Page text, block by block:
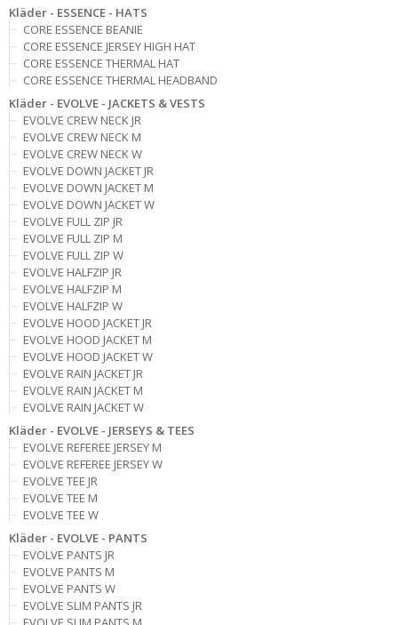
Kläder - ESSENCE - HATS
CORE ESSENCE BEANIE
CORE ESSENCE JERSEY HIGH HAT
CORE ESSENCE THERMAL HAT
CORE ESSENCE THERMAL HEADBAND
Kläder - EVOLVE - JACKETS & VESTS
EVOLVE CREW NECK JR
EVOLVE CREW NECK M
EVOLVE CREW NECK W
EVOLVE DOWN JACKET JR
EVOLVE DOWN JACKET M
EVOLVE DOWN JACKET W
EVOLVE FULL ZIP JR
EVOLVE FULL ZIP M
EVOLVE FULL ZIP W
EVOLVE HALFZIP JR
EVOLVE HALFZIP M
EVOLVE HALFZIP W
EVOLVE HOOD JACKET JR
EVOLVE HOOD JACKET M
EVOLVE HOOD JACKET W
EVOLVE RAIN JACKET JR
EVOLVE RAIN JACKET M
EVOLVE RAIN JACKET W
Kläder - EVOLVE - JERSEYS & TEES
EVOLVE REFEREE JERSEY M
EVOLVE REFEREE JERSEY W
EVOLVE TEE JR
EVOLVE TEE M
EVOLVE TEE W
Kläder - EVOLVE - PANTS
EVOLVE PANTS JR
EVOLVE PANTS M
EVOLVE PANTS W
EVOLVE SLIM PANTS JR